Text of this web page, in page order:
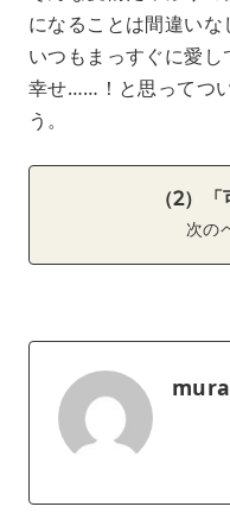
になることは間違いな
いつもまっすぐに愛
幸せ……！と思ってつ
う。
（2）「
次の
mura